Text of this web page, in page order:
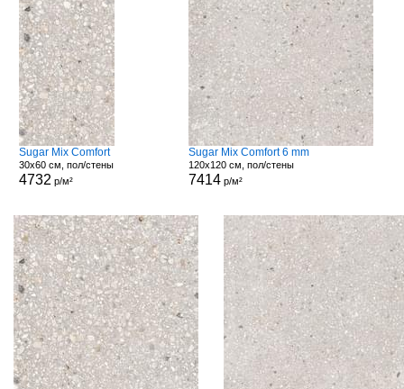
Sugar Mix Comfort
30x60 см, пол/стены
4732 р/м²
Sugar Mix Comfort 6 mm
120x120 см, пол/стены
7414 р/м²